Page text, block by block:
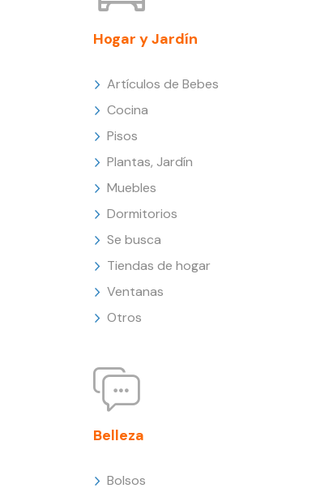
Hogar y Jardín
Artículos de Bebes
Cocina
Pisos
Plantas, Jardín
Muebles
Dormitorios
Se busca
Tiendas de hogar
Ventanas
Otros
Belleza
Bolsos